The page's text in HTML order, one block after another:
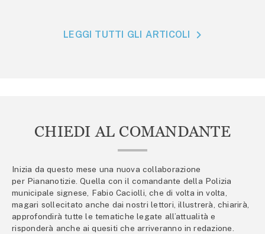
LEGGI TUTTI GLI ARTICOLI
CHIEDI AL COMANDANTE
Inizia da questo mese una nuova collaborazione
per Piananotizie. Quella con il comandante della Polizia
municipale signese, Fabio Caciolli, che di volta in volta,
magari sollecitato anche dai nostri lettori, illustrerà, chiarirà,
approfondirà tutte le tematiche legate all’attualità e
risponderà anche ai quesiti che arriveranno in redazione.